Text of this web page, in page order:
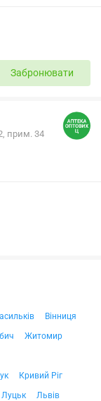
Забронювати
прим. 34
Вінниця
Житомир
Кривий Ріг
Луцьк
Львів